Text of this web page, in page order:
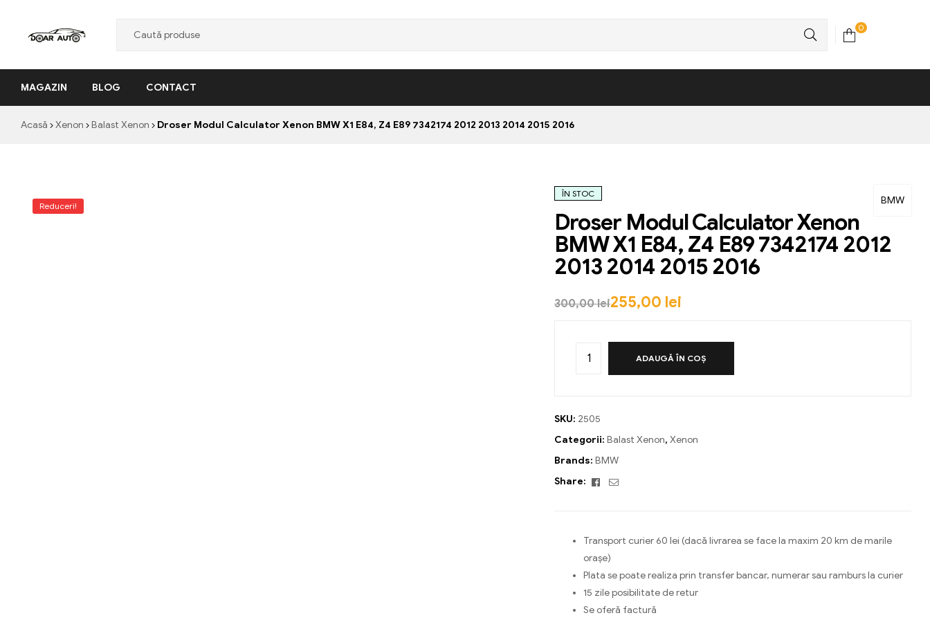
Auto
"Nascut
profesionalism"
0
MAGAZIN BLOG CONTACT
Acasă Xenon Balast Xenon Droser Modul Calculator Xenon BMW X1 E84, Z4 E89 7342174 2012 2013 2014 2015 2016
Reduceri! BMW
ÎN STOC
Droser Modul Calculator Xenon
BMW X1 E84, Z4 E89 7342174 2012
2013 2014 2015 2016
300,00lei255,00 lei
ADAUGĂ ÎN COȘ
SKU: 2505
Categorii: Balast Xenon, Xenon
Brands: BMW
Share:
Facebook
Email
Transport curier 60 lei (dacă livrarea se face la maxim 20 km de marile
orașe)
Plata se poate realiza prin transfer bancar, numerar sau ramburs la curier
15 zile posibilitate de retur
Se oferă factură